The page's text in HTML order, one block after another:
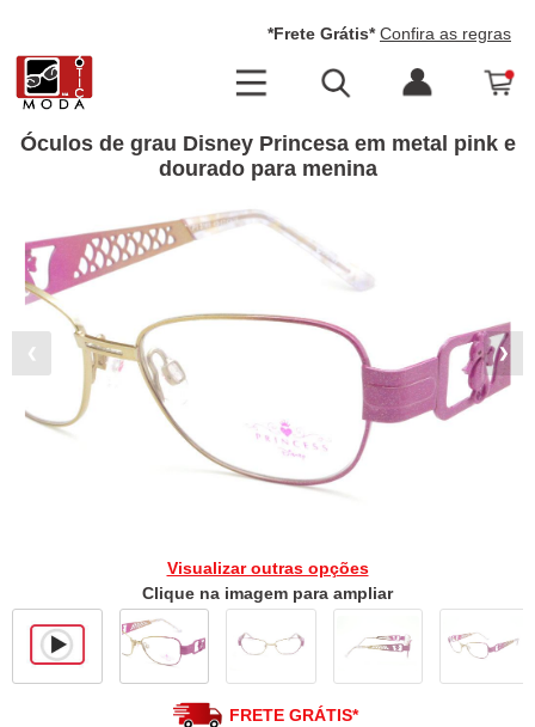
*Frete Grátis* Confira as regras
Óculos de grau Disney Princesa em metal pink e
dourado para menina
❮ ❯
Visualizar outras opções
Clique na imagem para ampliar
FRETE GRÁTIS*